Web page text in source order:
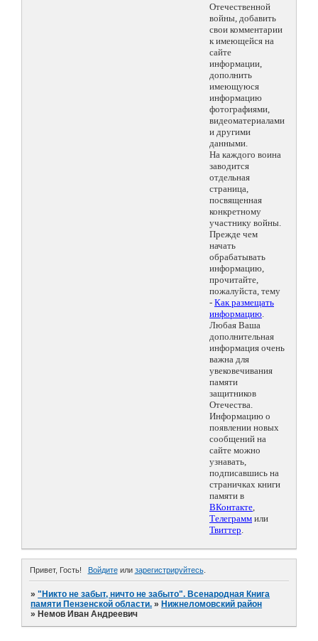
Отечественной
войны, добавить
свои комментарии
к имеющейся на
сайте
информации,
дополнить
имеющуюся
информацию
фотографиями,
видеоматериалами
и другими
данными.
На каждого воина
заводится
отдельная
страница,
посвященная
конкретному
участнику войны.
Прежде чем
начать
обрабатывать
информацию,
прочитайте,
пожалуйста, тему
- Как размещать
информацию.
Любая Ваша
дополнительная
информация очень
важна для
увековечивания
памяти
защитников
Отечества.
Информацию о
появлении новых
сообщений на
сайте можно
узнавать,
подписавшись на
страничках книги
памяти в
ВКонтакте,
Телеграмм или
Твиттер.
Привет, Гость! Войдитеили зарегистрируйтесь.
»"Никто не забыт, ничто не забыто". Всенародная Книга
памяти Пензенской области. » Нижнеломовский район
» Немов Иван Андреевич